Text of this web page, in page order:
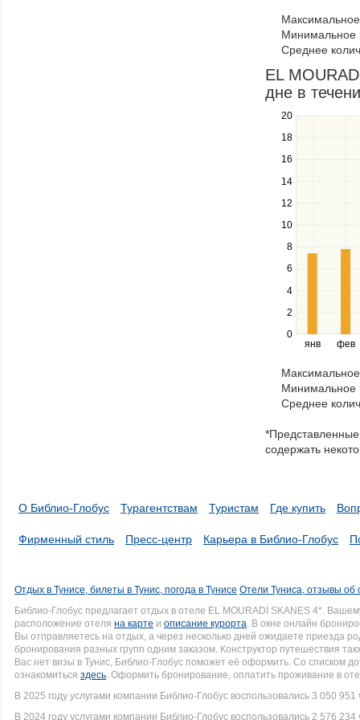
navigate
through
items
in
a
series.
Минимальное
Среднее
EL
дне в
янв фев
0
2
4
6
8
10
12
14
16
18
20
Use
the
and
down
to
navigate
series.
Use
the
and
right
navigate
through
items
a
series.
Минимальное
Среднее
содержать
О Библио-Глобус Турагентствам Туристам Где купить
Фирменный стиль Пресс-центр Карьера в Библио-Глобус
Отдых в Тунисе, билеты в Тунис, погода в Тунисе Отели Туниса, отзывы об
Библио-Глобус предлагает отдых в отеле EL MOURADI SKANES 4*.
расположение отеля на карте и описание курорта. В окне онлайн
Вы отправляетесь на отдых, а через несколько дней ожидаете приезда
бронирования разных групп одним заказом. Конструктор путешествия
Вас нет визы в Тунис, Библио-Глобус поможет её оформить. Со
ознакомиться здесь. Оформить бронирование, оплатить проживание в
В 2025 году услугами компании Библио-Глобус воспользовались 3 050 951
В 2024 году услугами компании Библио-Глобус воспользовались 2 576 234